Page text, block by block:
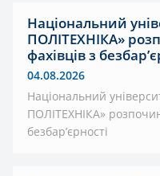
Національний
ПОЛІТЕХНІКА»
фахівців з
04.08.2026
Національний
ПОЛІТЕХНІКА»
безбар’єрності